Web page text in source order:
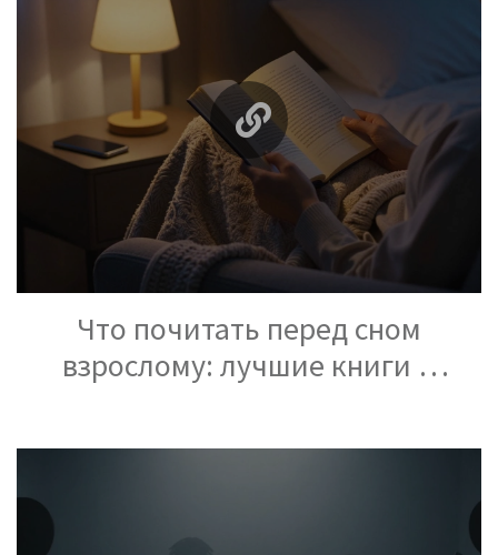
Что почитать перед сном
взрослому: лучшие книги и